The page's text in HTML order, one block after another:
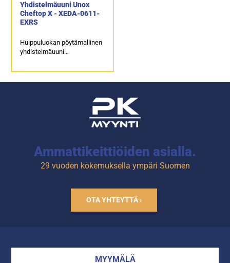
Yhdistelmäuuni Unox
Cheftop X - XEDA-0611-
EXRS
Huippuluokan pöytämallinen
yhdistelmäuuni
Mitat: 750 × 841 × 789 mm
Ammattikeittiöiden asialla.
29 vuoden kokemuksella ympäri Suomen
OTA YHTEYTTÄ ›
MYYMÄLÄ